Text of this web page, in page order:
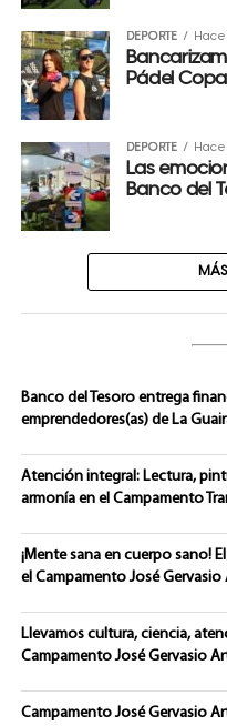
DEPORTE Hace
Pádel
DEPORTE Hace
Las
Banco del
Banco del Tesoro entrega
emprendedores(as) de La
Atención integral: Lectura,
armonía en el Campamento
¡Mente sana en cuerpo sano!
el Campamento José Gervasio
Llevamos cultura, ciencia,
Campamento José Gervasio
Campamento José Gervasio